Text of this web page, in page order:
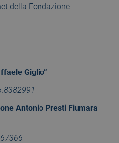
della Fondazione
Giglio”
Antonio Presti Fiumara